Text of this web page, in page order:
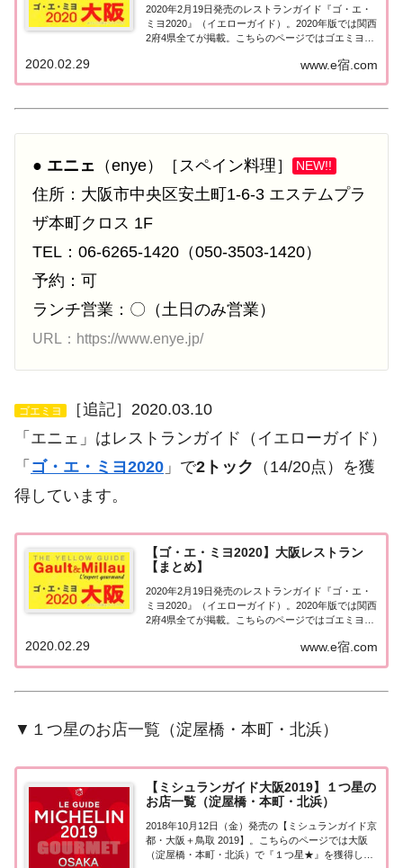
2020年2月19日発売のレストランガイド『ゴ・エ・
ミヨ2020』（イエローガイド）。2020年版では関西
2府4県全てが掲載。こちらのページではゴエミヨ初
の情報をまとめています。ゴエミヨ2020『大阪』関
西「大阪エリア」で「ゴ・エ・ミ...
www.e宿.com
2020.02.29
● エニェ （enye）［スペイン料理］ NEW!!
住所：大阪市中央区安土町1-6-3 エステムプラ
ザ本町クロス 1F
TEL：06-6265-1420（050-3503-1420）
予約：可
ランチ営業：〇（土日のみ営業）
URL：https://www.enye.jp/
ゴエミヨ
［追記］2020.03.10
「エニェ」はレストランガイド（イエローガイド）
「 ゴ・エ・ミヨ2020 」で2トック （14/20点）を獲
得しています。
【ゴ・エ・ミヨ2020】大阪レストラン
【まとめ】
2020年2月19日発売のレストランガイド『ゴ・エ・
ミヨ2020』（イエローガイド）。2020年版では関西
2府4県全てが掲載。こちらのページではゴエミヨ初
の情報をまとめています。ゴエミヨ2020『大阪』関
www.e宿.com
2020.02.29
▼１つ星のお店一覧（淀屋橋・本町・北浜）
【ミシュランガイド大阪2019】１つ星の
お店一覧（淀屋橋・本町・北浜）
2018年10月12日（金）発売の【ミシュランガイド京
都・大阪＋鳥取 2019】。こちらのページでは大阪
（淀屋橋・本町・北浜）で『１つ星★』を獲得した